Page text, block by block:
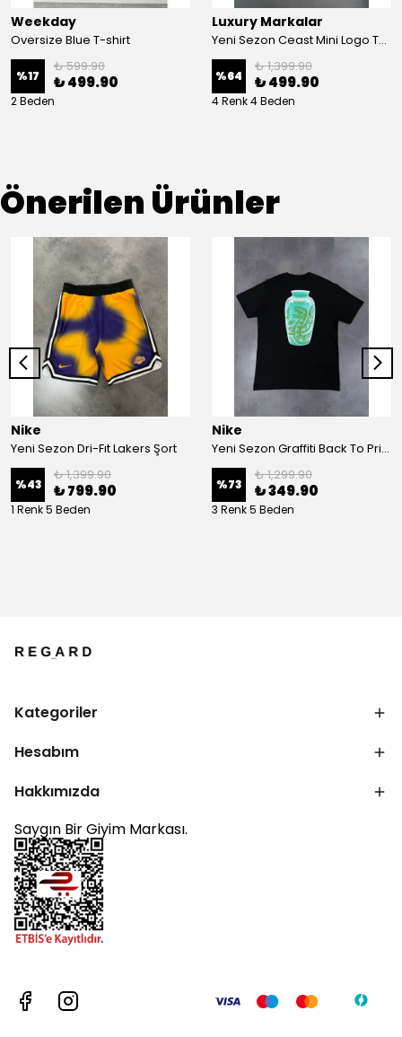
Weekday
Oversize Blue T-shirt
%17
₺ 599.90
₺ 499.90
2 Beden
Luxury Markalar
Yeni Sezon Ceast Mini Logo T-shirt
%64
₺ 1,399.90
₺ 499.90
4 Renk 4 Beden
Önerilen Ürünler
Nike
Yeni Sezon Dri-Fıt Lakers Şort
%43
₺ 1,399.90
₺ 799.90
1 Renk 5 Beden
Nike
Yeni Sezon Graffiti Back To Print T-shirt
%73
₺ 1,299.90
₺ 349.90
3 Renk 5 Beden
Kategoriler
Hesabım
Hakkımızda
Saygın Bir Giyim Markası.